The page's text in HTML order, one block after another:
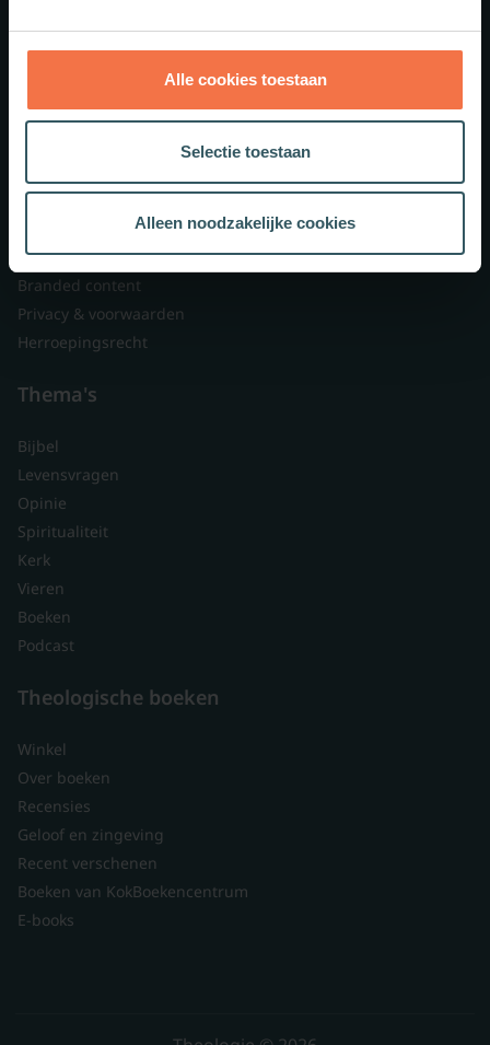
Alle cookies toestaan
Selectie toestaan
Alleen noodzakelijke cookies
Nieuwsbrieven
Veelgestelde vragen
Contact
Branded content
Privacy & voorwaarden
Herroepingsrecht
Thema's
Bijbel
Levensvragen
Opinie
Spiritualiteit
Kerk
Vieren
Boeken
Podcast
Theologische boeken
Winkel
Over boeken
Recensies
Geloof en zingeving
Recent verschenen
Boeken van KokBoekencentrum
E-books